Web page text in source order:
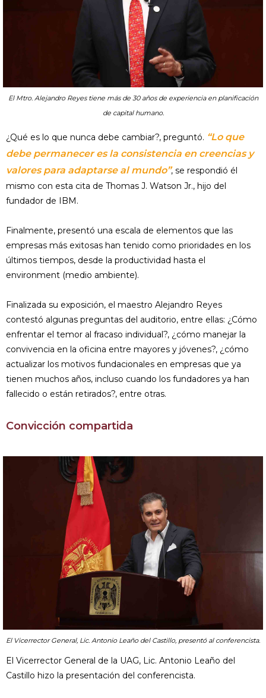
El Mtro. Alejandro Reyes tiene más de 30 años de experiencia en planificación
de capital humano.
¿Qué es lo que nunca debe cambiar?, preguntó. “Lo que
debe permanecer es la consistencia en creencias y
valores para adaptarse al mundo”, se respondió él
mismo con esta cita de Thomas J. Watson Jr., hijo del
fundador de IBM.
Finalmente, presentó una escala de elementos que las
empresas más exitosas han tenido como prioridades en los
últimos tiempos, desde la productividad hasta el
environment (medio ambiente).
Finalizada su exposición, el maestro Alejandro Reyes
contestó algunas preguntas del auditorio, entre ellas: ¿Cómo
enfrentar el temor al fracaso individual?, ¿cómo manejar la
convivencia en la oficina entre mayores y jóvenes?, ¿cómo
actualizar los motivos fundacionales en empresas que ya
tienen muchos años, incluso cuando los fundadores ya han
fallecido o están retirados?, entre otras.
Convicción compartida
El Vicerrector General, Lic. Antonio Leaño del Castillo, presentó al conferencista.
El Vicerrector General de la UAG, Lic. Antonio Leaño del
Castillo hizo la presentación del conferencista.